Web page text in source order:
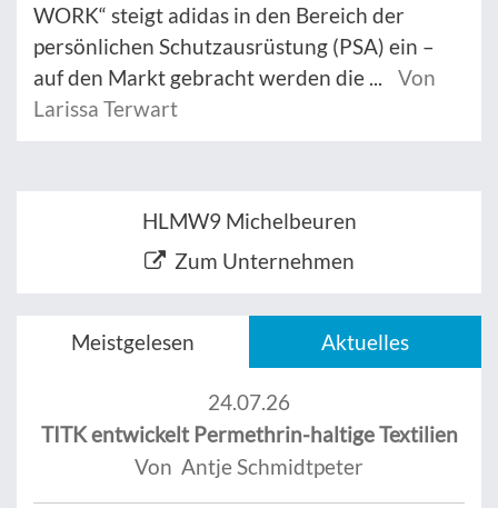
WORK“ steigt adidas in den Bereich der
persönlichen Schutzausrüstung (PSA) ein –
auf den Markt gebracht werden die ...
Von
Larissa Terwart
HLMW9 Michelbeuren
Zum Unternehmen
Meistgelesen Aktuelles
24.07.26
TITK entwickelt Permethrin-haltige Textilien
Von Antje Schmidtpeter